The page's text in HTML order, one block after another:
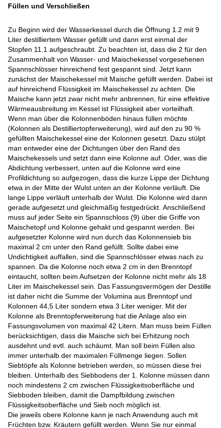
Füllen und Verschließen
Zu Beginn wird der Wasserkessel durch die Öffnung 1.2 mit 9
Liter destilliertem Wasser gefüllt und dann erst einmal der
Stopfen 11.1 aufgeschraubt. Zu beachten ist, dass die 2 für den
Zusammenhalt von Wasser- und Maischekessel vorgesehenen
Spannschlösser hinreichend fest gespannt sind. Jetzt kann
zunächst der Maischekessel mit Maische gefüllt werden. Dabei ist
auf hinreichend Flüssigkeit im Maischekessel zu achten. Die
Maische kann jetzt zwar nicht mehr anbrennen, für eine effektive
Wärmeausbreitung im Kessel ist Flüssigkeit aber vorteilhaft.
Wenn man über die Kolonnenböden hinaus füllen möchte
(Kolonnen als Destilliertopferweiterung), wird auf den zu 90 %
gefüllten Maischekessel eine der Kolonnen gesetzt. Dazu stülpt
man entweder eine der Dichtungen über den Rand des
Maischekessels und setzt dann eine Kolonne auf. Oder, was die
Abdichtung verbessert, unten auf die Kolonne wird eine
Profildichtung so aufgezogen, dass die kurze Lippe der Dichtung
etwa in der Mitte der Wulst unten an der Kolonne verläuft. Die
lange Lippe verläuft unterhalb der Wulst. Die Kolonne wird dann
gerade aufgesetzt und gleichmäßig festgedrückt. Anschließend
muss auf jeder Seite ein Spannschloss (9) über die Griffe von
Maischetopf und Kolonne gehakt und gespannt werden. Bei
aufgesetzter Kolonne wird nun durch das Kolonnensieb bis
maximal 2 cm unter den Rand gefüllt. Sollte dabei eine
Undichtigkeit auffallen, sind die Spannschlösser etwas nach zu
spannen. Da die Kolonne noch etwa 2 cm in den Brenntopf
eintaucht, sollten beim Aufsetzen der Kolonne nicht mehr als 18
Liter im Maischekessel sein. Das Fassungsvermögen der Destille
ist daher nicht die Summe der Volumina aus Brenntopf und
Kolonnen 44,5 Liter sondern etwa 3 Liter weniger. Mit der
Kolonne als Brenntopferweiterung hat die Anlage also ein
Fassungsvolumen von maximal 42 Litern. Man muss beim Füllen
berücksichtigen, dass die Maische sich bei Erhitzung noch
ausdehnt und evtl. auch schäumt. Man soll beim Füllen also
immer unterhalb der maximalen Füllmenge liegen. Sollen
Siebtöpfe als Kolonne betrieben werden, so müssen diese frei
bleiben. Unterhalb des Siebbodens der 1. Kolonne müssen dann
noch mindestens 2 cm zwischen Flüssigkeitsoberfläche und
Siebboden bleiben, damit die Dampfbildung zwischen
Flüssigkeitsoberfläche und Sieb noch möglich ist.
Die jeweils obere Kolonne kann je nach Anwendung auch mit
Früchten bzw. Kräutern gefüllt werden. Wenn Sie nur einmal